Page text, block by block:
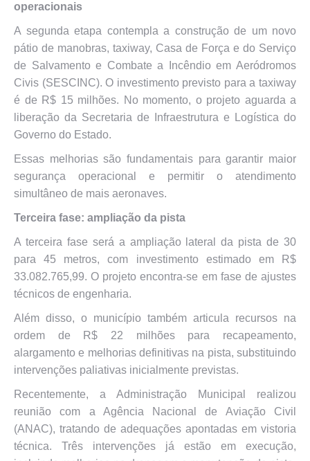
operacionais
A segunda etapa contempla a construção de um novo
pátio de manobras, taxiway, Casa de Força e do Serviço
de Salvamento e Combate a Incêndio em Aeródromos
Civis (SESCINC). O investimento previsto para a taxiway
é de R$ 15 milhões. No momento, o projeto aguarda a
liberação da Secretaria de Infraestrutura e Logística do
Governo do Estado.
Essas melhorias são fundamentais para garantir maior
segurança operacional e permitir o atendimento
simultâneo de mais aeronaves.
Terceira fase: ampliação da pista
A terceira fase será a ampliação lateral da pista de 30
para 45 metros, com investimento estimado em R$
33.082.765,99. O projeto encontra-se em fase de ajustes
técnicos de engenharia.
Além disso, o município também articula recursos na
ordem de R$ 22 milhões para recapeamento,
alargamento e melhorias definitivas na pista, substituindo
intervenções paliativas inicialmente previstas.
Recentemente, a Administração Municipal realizou
reunião com a Agência Nacional de Aviação Civil
(ANAC), tratando de adequações apontadas em vistoria
técnica. Três intervenções já estão em execução,